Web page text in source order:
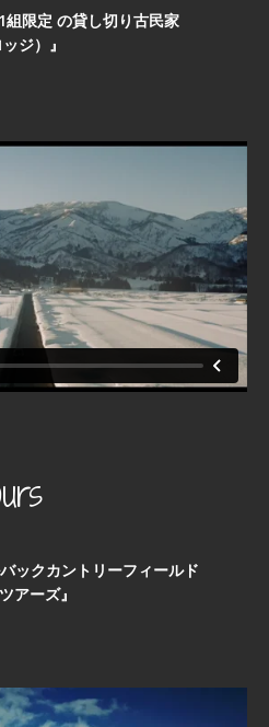
限定 の貸し切り古民家
ジ）』
ックカントリーフィールド
アーズ』